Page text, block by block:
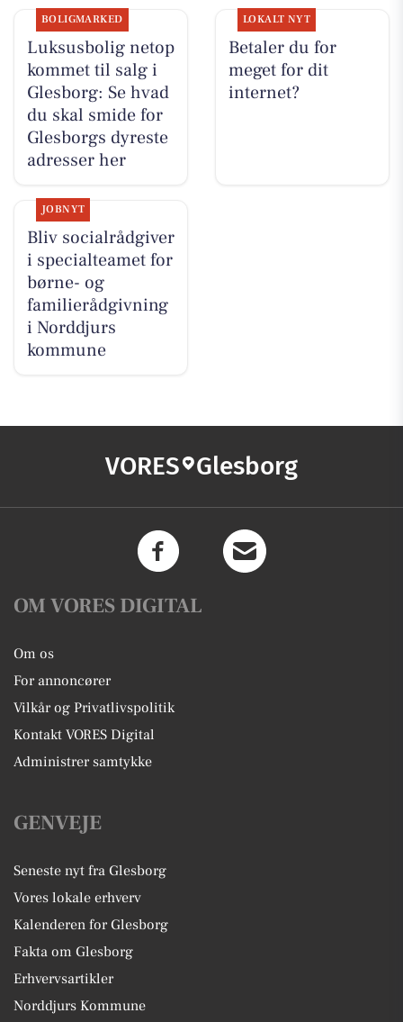
BOLIGMARKED
Luksusbolig netop
kommet til salg i
Glesborg: Se hvad
du skal smide for
Glesborgs dyreste
adresser her
LOKALT NYT
Betaler du for
meget for dit
internet?
JOBNYT
Bliv socialrådgiver
i specialteamet for
børne- og
familierådgivning
i Norddjurs
kommune
VORES Glesborg
OM VORES DIGITAL
Om os
For annoncører
Vilkår og Privatlivspolitik
Kontakt VORES Digital
Administrer samtykke
GENVEJE
Seneste nyt fra Glesborg
Vores lokale erhverv
Kalenderen for Glesborg
Fakta om Glesborg
Erhvervsartikler
Norddjurs Kommune